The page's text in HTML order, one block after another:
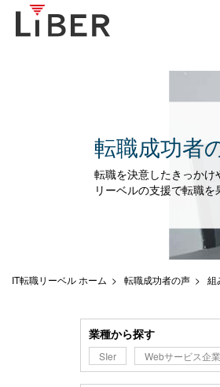
転職成功者
転職を決意したきっかけ
リーベルの支援で転職を
IT転職リーベル ホーム 転職成功者の声 組
業種から探す
SIer Webサービス企業